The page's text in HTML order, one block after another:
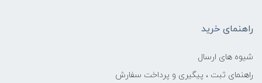
راهنمای خرید
شیوه های ارسال
راهنمای ثبت ، پیگیری و پرداخت سفارش